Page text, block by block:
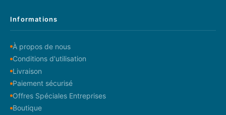
Informations
À propos de nous
Conditions d'utilisation
Livraison
Paiement sécurisé
Offres Spéciales Entreprises
Boutique